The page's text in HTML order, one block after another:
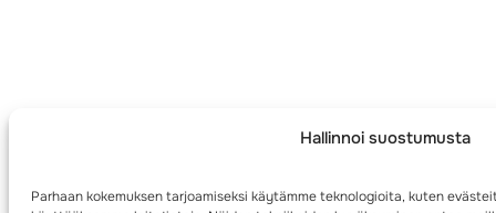
Hallinnoi suostumusta
Parhaan kokemuksen tarjoamiseksi käytämme teknologioita, kuten